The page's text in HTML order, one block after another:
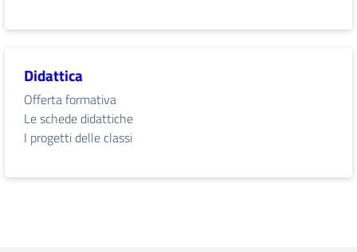
Didattica
Offerta formativa
Le schede didattiche
I progetti delle classi